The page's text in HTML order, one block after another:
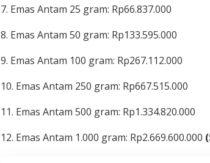
7. Emas Antam 25 gram: Rp66.837.000
8. Emas Antam 50 gram: Rp133.595.000
9. Emas Antam 100 gram: Rp267.112.000
10. Emas Antam 250 gram: Rp667.515.000
11. Emas Antam 500 gram: Rp1.334.820.000
12. Emas Antam 1.000 gram: Rp2.669.600.000